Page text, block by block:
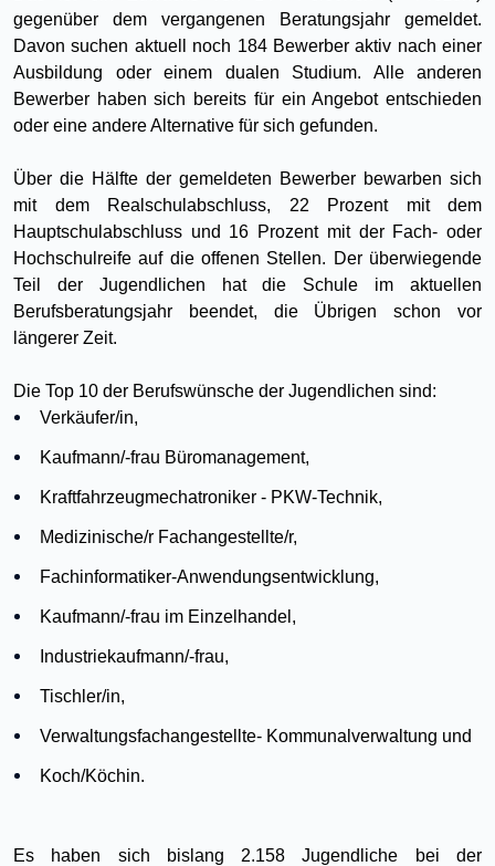
gegenüber dem vergangenen Beratungsjahr gemeldet.
Davon suchen aktuell noch 184 Bewerber aktiv nach einer
Ausbildung oder einem dualen Studium. Alle anderen
Bewerber haben sich bereits für ein Angebot entschieden
oder eine andere Alternative für sich gefunden.
Über die Hälfte der gemeldeten Bewerber bewarben sich
mit dem Realschulabschluss, 22 Prozent mit dem
Hauptschulabschluss und 16 Prozent mit der Fach- oder
Hochschulreife auf die offenen Stellen. Der überwiegende
Teil der Jugendlichen hat die Schule im aktuellen
Berufsberatungsjahr beendet, die Übrigen schon vor
längerer Zeit.
Die Top 10 der Berufswünsche der Jugendlichen sind:
Verkäufer/in,
Kaufmann/-frau Büromanagement,
Kraftfahrzeugmechatroniker - PKW-Technik,
Medizinische/r Fachangestellte/r,
Fachinformatiker-Anwendungsentwicklung,
Kaufmann/-frau im Einzelhandel,
Industriekaufmann/-frau,
Tischler/in,
Verwaltungsfachangestellte- Kommunalverwaltung und
Koch/Köchin.
Es haben sich bislang 2.158 Jugendliche bei der